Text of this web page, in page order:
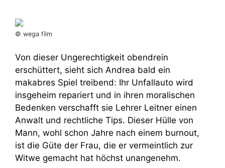
© wega film
Von dieser Ungerechtigkeit obendrein
erschüttert, sieht sich Andrea bald ein
makabres Spiel treibend: Ihr Unfallauto wird
insgeheim repariert und in ihren moralischen
Bedenken verschafft sie Lehrer Leitner einen
Anwalt und rechtliche Tips. Dieser Hülle von
Mann, wohl schon Jahre nach einem burnout,
ist die Güte der Frau, die er vermeintlich zur
Witwe gemacht hat höchst unangenehm.